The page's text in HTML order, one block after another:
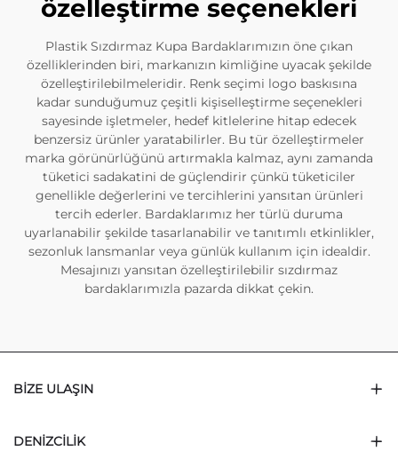
özelleştirme seçenekleri
Plastik Sızdırmaz Kupa Bardaklarımızın öne çıkan
özelliklerinden biri, markanızın kimliğine uyacak şekilde
özelleştirilebilmeleridir. Renk seçimi logo baskısına
kadar sunduğumuz çeşitli kişiselleştirme seçenekleri
sayesinde işletmeler, hedef kitlelerine hitap edecek
benzersiz ürünler yaratabilirler. Bu tür özelleştirmeler
marka görünürlüğünü artırmakla kalmaz, aynı zamanda
tüketici sadakatini de güçlendirir çünkü tüketiciler
genellikle değerlerini ve tercihlerini yansıtan ürünleri
tercih ederler. Bardaklarımız her türlü duruma
uyarlanabilir şekilde tasarlanabilir ve tanıtımlı etkinlikler,
sezonluk lansmanlar veya günlük kullanım için idealdir.
Mesajınızı yansıtan özelleştirilebilir sızdırmaz
bardaklarımızla pazarda dikkat çekin.
BIZE ULAŞIN
DENIZCILIK